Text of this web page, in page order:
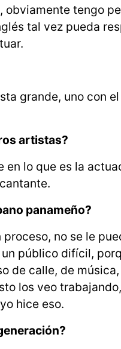
obviamente tengo
tal vez pueda
grande, uno con
artistas?
lo que es la
panameño?
no se le
público difícil,
de calle, de
los veo
hice eso.